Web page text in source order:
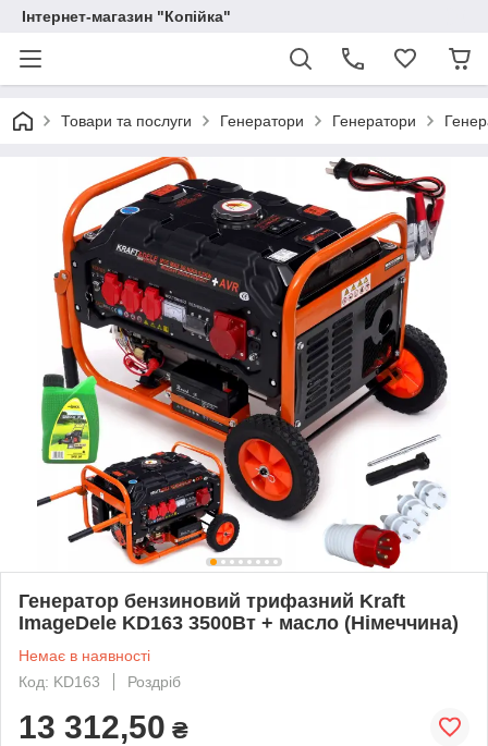
Інтернет-магазин "Копійка"
Товари та послуги Генератори Генератори
Генератор бензиновий трифазний Kraft
ImageDele KD163 3500Вт + масло (Німеччина)
Немає в наявності
Код: KD163
Роздріб
13 312,50 ₴